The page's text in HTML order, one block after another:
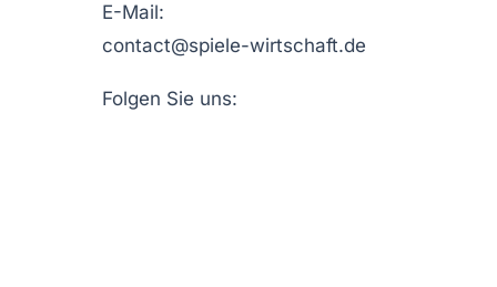
E-Mail:
contact@spiele-wirtschaft.de
Folgen Sie uns: